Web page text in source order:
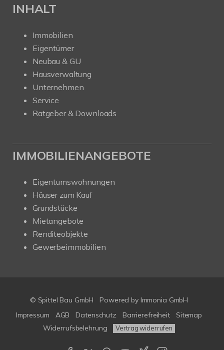
INHALT
Immobilien
Eigentümer
Neubau & GU
Hausverwaltung
Unternehmen
Service
Ratgeber & Downloads
IMMOBILIENANGEBOTE
Eigentumswohnungen
Häuser zum Kauf
Grundstücke
Mietangebote
Renditeobjekte
Gewerbeimmobilien
© Spittel Bau GmbH Powered by Immonia GmbH
Impressum
AGB Datenschutz Barrierefreiheit
Sitemap
Widerrufsbelehrung
Vertrag widerrufen